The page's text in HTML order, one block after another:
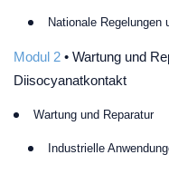
Nationale Regelungen
Modul 2 • Wartung und
Diisocyanatkontakt
Wartung und Reparatur
Industrielle